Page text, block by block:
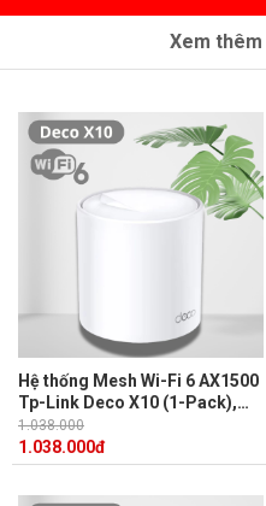
Xem thêm
Hệ thống Mesh Wi-Fi 6 AX1500
Tp-Link Deco X10 (1-Pack),
Kết nối nhanh, Nhiều thiết bị,
Một mạng hợp nhất.
1.038.000
1.038.000đ